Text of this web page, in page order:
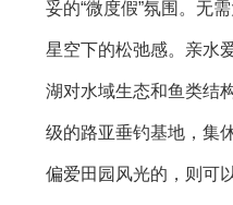
妥的“微度假”氛围。无
星空下的松弛感。亲水
湖对水域生态和鱼类结
级的路亚垂钓基地，集
偏爱田园风光的，则可